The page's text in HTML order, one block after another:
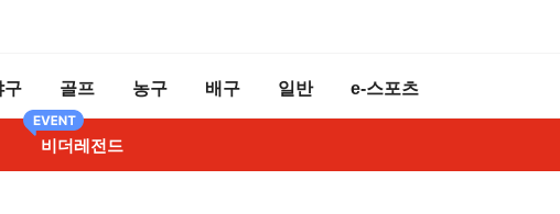
구 골프 농구 배구 일반 e-스포츠
비더레전드